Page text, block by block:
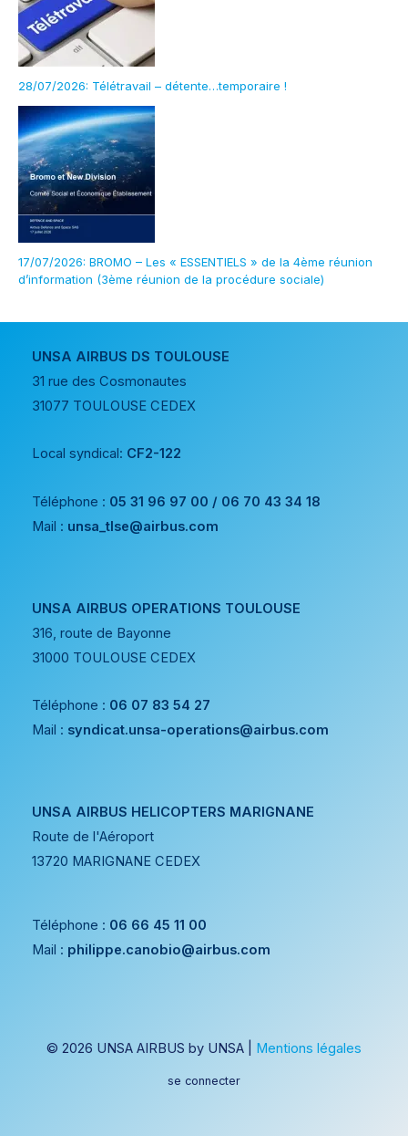
28/07/2026: Télétravail – détente…temporaire !
17/07/2026: BROMO – Les « ESSENTIELS » de la 4ème réunion
d’information (3ème réunion de la procédure sociale)
UNSA AIRBUS DS TOULOUSE
31 rue des Cosmonautes
31077 TOULOUSE CEDEX
Local syndical: CF2-122
Téléphone : 05 31 96 97 00 / 06 70 43 34 18
Mail : unsa_tlse@airbus.com
UNSA AIRBUS OPERATIONS TOULOUSE
316, route de Bayonne
31000 TOULOUSE CEDEX
Téléphone : 06 07 83 54 27
Mail : syndicat.unsa-operations@airbus.com
UNSA AIRBUS HELICOPTERS MARIGNANE
Route de l'Aéroport
13720 MARIGNANE CEDEX
Téléphone : 06 66 45 11 00
Mail : philippe.canobio@airbus.com
© 2026 UNSA AIRBUS by UNSA | Mentions légales
se connecter